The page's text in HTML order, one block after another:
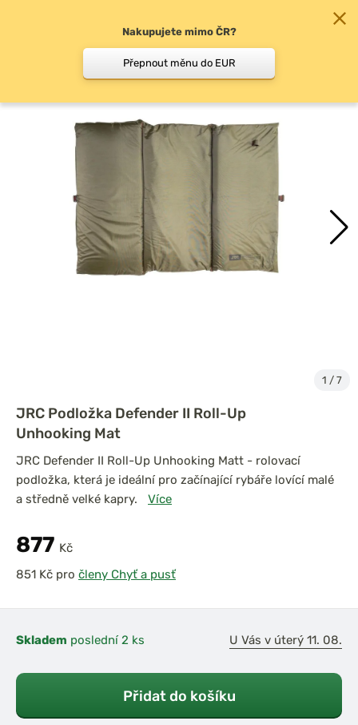
Podložky, vaničky pod…
1 / 7
JRC Podložka Defender II Roll-Up
Unhooking Mat
JRC Defender II Roll-Up Unhooking Matt - rolovací
podložka, která je ideální pro začínající rybáře lovící malé
a středně velké kapry.
Více
877 Kč
pro členy Chyť a pusť
Skladem poslední 2 ks U Vás v úterý 11. 08.
Přidat do košíku
Nakupujete mimo ČR?
Přepnout měnu do EUR